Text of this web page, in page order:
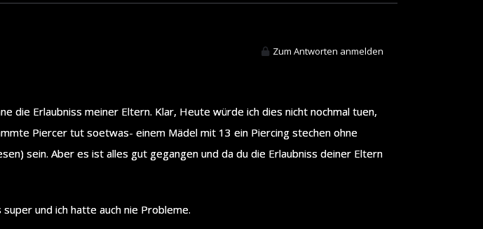
Zum Antworten anmelden
die Erlaubniss meiner Eltern. Klar, Heute würde ich dies nicht nochmal tuen,
Piercer tut soetwas- einem Mädel mit 13 ein Piercing stechen ohne
sein. Aber es ist alles gut gegangen und da du die Erlaubniss deiner Eltern
und ich hatte auch nie Probleme.